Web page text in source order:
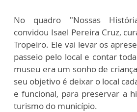
No quadro "Nossas
convidou Isael Pereira Cruz,
Tropeiro. Ele vai levar os
passeio pelo local e contar
museu era um sonho de
seu objetivo é deixar o local
e funcional, para preservar a
turismo do município.